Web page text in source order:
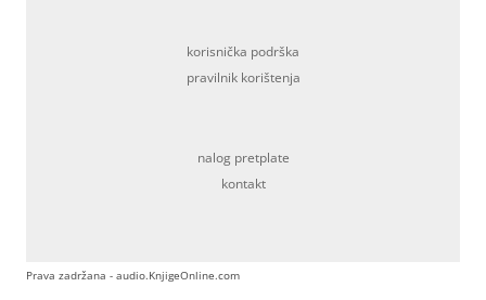
korisnička podrška
pravilnik korištenja
nalog pretplate
kontakt
Prava zadržana - audio.KnjigeOnline.com